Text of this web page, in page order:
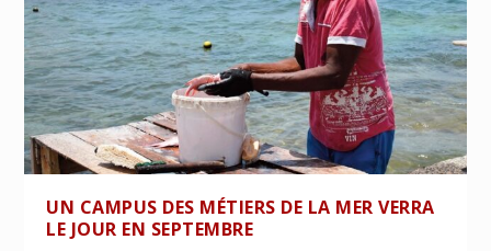
UN CAMPUS DES MÉTIERS DE LA MER VERRA
LE JOUR EN SEPTEMBRE